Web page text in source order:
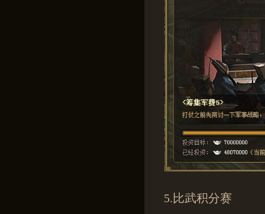
5.比武积分赛